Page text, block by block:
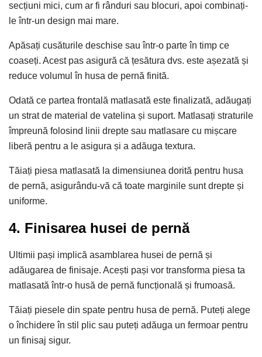
secțiuni mici, cum ar fi rânduri sau blocuri, apoi combinați-
le într-un design mai mare.
Apăsați cusăturile deschise sau într-o parte în timp ce
coaseți. Acest pas asigură că țesătura dvs. este așezată și
reduce volumul în husa de pernă finită.
Odată ce partea frontală matlasată este finalizată, adăugați
un strat de material de vatelina și suport. Matlasați straturile
împreună folosind linii drepte sau matlasare cu mișcare
liberă pentru a le asigura și a adăuga textura.
Tăiați piesa matlasată la dimensiunea dorită pentru husa
de pernă, asigurându-vă că toate marginile sunt drepte și
uniforme.
4. Finisarea husei de pernă
Ultimii pași implică asamblarea husei de pernă și
adăugarea de finisaje. Acești pași vor transforma piesa ta
matlasată într-o husă de pernă funcțională și frumoasă.
Tăiați piesele din spate pentru husa de pernă. Puteți alege
o închidere în stil plic sau puteți adăuga un fermoar pentru
un finisaj sigur.